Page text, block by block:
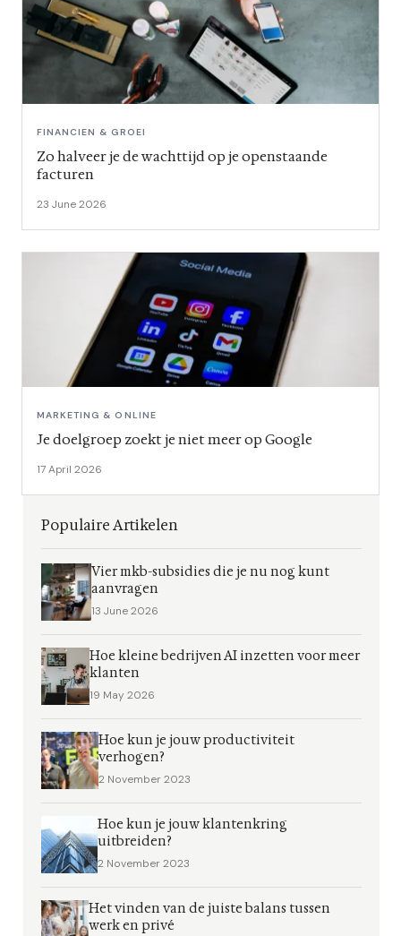
FINANCIEN & GROEI
Zo halveer je de wachttijd op je openstaande
facturen
23 June 2026
MARKETING & ONLINE
Je doelgroep zoekt je niet meer op Google
17 April 2026
Populaire Artikelen
Vier mkb-subsidies die je nu nog kunt
aanvragen
13 June 2026
Hoe kleine bedrijven AI inzetten voor meer
klanten
19 May 2026
Hoe kun je jouw productiviteit
verhogen?
2 November 2023
Hoe kun je jouw klantenkring
uitbreiden?
2 November 2023
Het vinden van de juiste balans tussen
werk en privé